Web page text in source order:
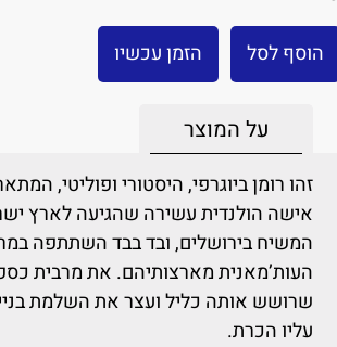
הוסף לסל הזמן עכשיו
על המוצר
זהו רומן ביוגרפי, היסטורי ופוליטי,
המשיח בירושלים, ובד בבד השתתפה
העות’מאנית מארצותיהם. את מרבית
שרושש אותה כליל ועצר את השלמת
עליו הכרת.